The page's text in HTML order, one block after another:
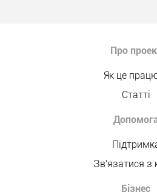
Про
Як це
Статті
Зв'язатися з
Бізнес